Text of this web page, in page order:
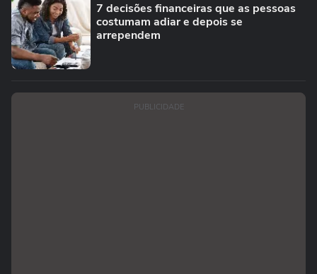
7 decisões financeiras que as pessoas
costumam adiar e depois se
arrependem
PUBLICIDADE